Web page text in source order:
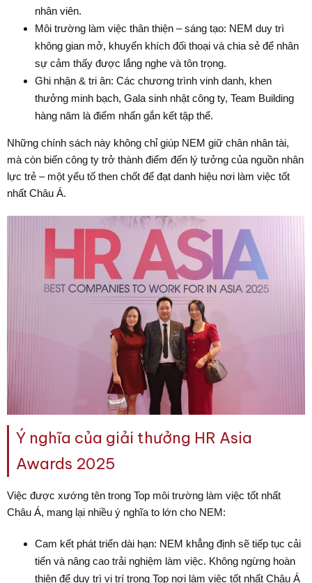
nhân viên.
Môi trường làm việc thân thiện – sáng tạo: NEM duy trì
không gian mở, khuyến khích đối thoại và chia sẻ để nhân
sự cảm thấy được lắng nghe và tôn trọng.
Ghi nhận & tri ân: Các chương trình vinh danh, khen
thưởng minh bạch, Gala sinh nhật công ty, Team Building
hàng năm là điểm nhấn gắn kết tập thể.
Những chính sách này không chỉ giúp NEM giữ chân nhân tài,
mà còn biến công ty trở thành điểm đến lý tưởng của nguồn nhân
lực trẻ – một yếu tố then chốt để đạt danh hiệu nơi làm việc tốt
nhất Châu Á.
Ý nghĩa của giải thưởng HR Asia
Awards 2025
Việc được xướng tên trong Top môi trường làm việc tốt nhất
Châu Á, mang lại nhiều ý nghĩa to lớn cho NEM:
Cam kết phát triển dài hạn: NEM khẳng định sẽ tiếp tục cải
tiến và nâng cao trải nghiệm làm việc. Không ngừng hoàn
thiện để duy trì vị trí trong Top nơi làm việc tốt nhất Châu Á